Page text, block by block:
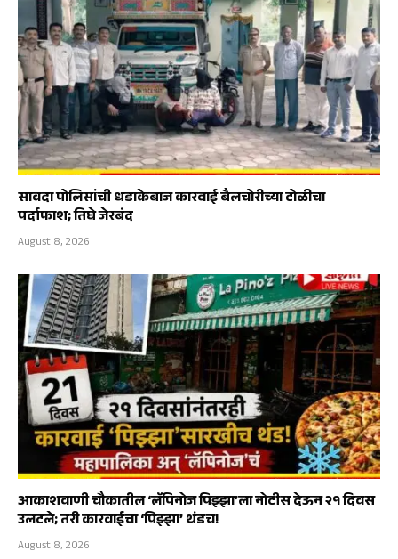
सावदा पोलिसांची धडाकेबाज कारवाई बैलचोरीच्या टोळीचा
पर्दाफाश; तिघे जेरबंद
August 8, 2026
आकाशवाणी चौकातील ‘लॅपिनोज पिझ्झा’ला नोटीस देऊन २१ दिवस
उलटले; तरी कारवाईचा ‘पिझ्झा’ थंडच!
August 8, 2026